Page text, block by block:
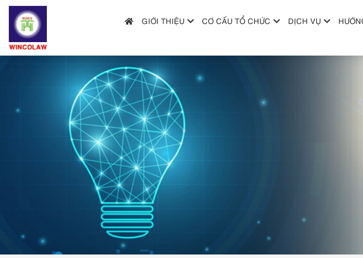
CƠ CẤU TỔ CHỨC
HƯỚNG DẪN NỘP ĐƠN
TRA CỨU SỞ HỮU TRÍ TUỆ
TIN TỨC & VĂN BẢN PHÁP LUẬT
HỎI ĐÁP
GIỚI THIỆU CƠ CẤU TỔ CHỨC DỊCH VỤ